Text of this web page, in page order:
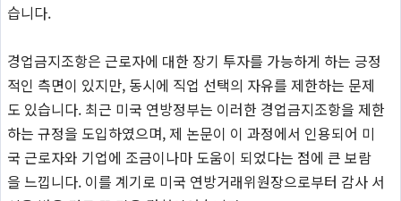
습니다.
경업금지조항은 근로자에 대한 장기 투자를 가능하게 하는 긍정
적인 측면이 있지만, 동시에 직업 선택의 자유를 제한하는 문제
도 있습니다. 최근 미국 연방정부는 이러한 경업금지조항을 제한
하는 규정을 도입하였으며, 제 논문이 이 과정에서 인용되어 미
국 근로자와 기업에 조금이나마 도움이 되었다는 점에 큰 보람
을 느낍니다. 이를 계기로 미국 연방거래위원장으로부터 감사 서